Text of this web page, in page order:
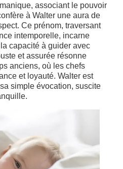
associant le pouvoir
à Walter une aura de
Ce prénom, traversant
intemporelle, incarne
capacité à guider avec
et assurée résonne
anciens, où les chefs
et loyauté. Walter est
simple évocation, suscite